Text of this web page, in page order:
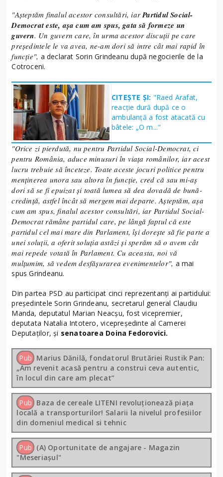
"Așteptăm finalul acestor consultări, iarPartidul Social-
Democrat este, așa cum am spus, gata să formeze un
guvern. Un guvern care, în urma acestor discuții pe care
președintele le va avea, ne-am dori să intre cât mai rapid în
funcție", a declarat Sorin Grindeanu după negocierile de la
Cotroceni.
CITEȘTE ȘI: "Raed Arafat,
reacție dură după ce o
ambulanță a fost atacată cu
bâtele: „O m..."
"Orice zi pierdută, nu pentru Partidul Social-Democrat, ci
pentru România, aduce minusuri în viața românilor, iar acest
lucru trebuie să înceteze. Toate aceste jocuri politice pentru
menținerea unora sau altora în funcție, cred că sau mi-aș
dori să se fi epuizat și toată lumea să dea dovadă de bună-
credință, astfel încât să mergem mai departe. Așteptăm, așa
cum am spus, finalul acestor consultări, iar Partidul Social-
Democrat rămâne partidul care, pe lângă faptul că este
partidul cel mai mare din Parlament, își dorește să fie parte a
unei soluții, a oferit soluția astăzi și sperăm să o avem cât
mai repede votată în Parlament. Cu aceasta, noi vă
mulțumim, să vedem desfășurarea evenimentelor", a mai
spus Grindeanu.
Din partea PSD au participat cinci reprezentanți ai partidului:
președintele Sorin Grindeanu, secretarul general Claudiu
Manda, deputatul Marian Neacșu, fost vicepremier,
deputata Natalia Intotero, vicepreședinte al Camerei
Deputaților, și senatoarea Doina Fedorovici.
Pub Marius Dănilă, fondatorul Brutăriei Rustik Pan:
„Am revenit acasă pentru a construi ceva autentic,
în locul din care am plecat”
Pub Baza de cereale LITENI revoluționează piața
locală a transporturilor! Salarii la nivelul profesiilor
din domeniul medical si tehnic
Pub (A) Oportunitate de angajare - Magazin
"Meseriașul"